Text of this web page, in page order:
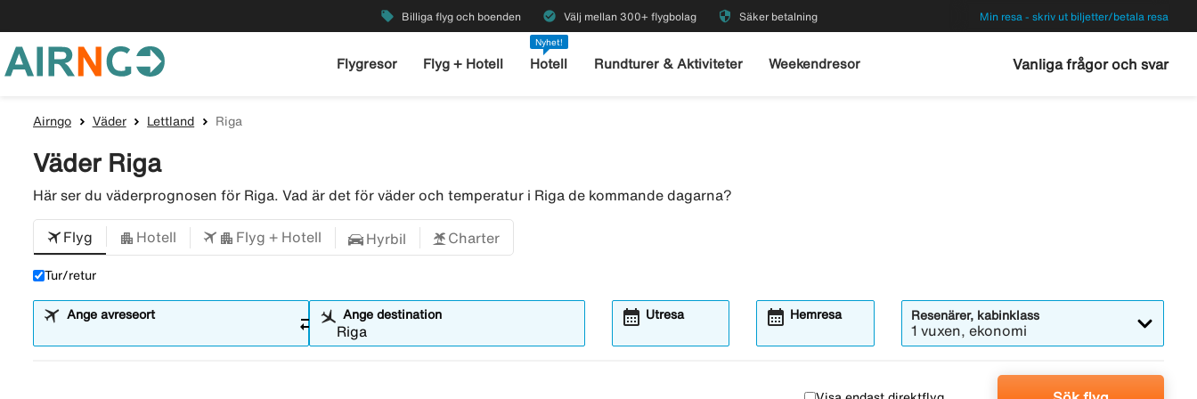
local_offer Billiga flyg och boenden check_circle Välj mellan 300+ flygbolag security Säker betalning Min resa - skriv ut biljetter/betala resa
Flygresor Flyg + Hotell
Nyhet!
Hotell Rundturer & Aktiviteter Weekendresor Vanliga frågor och svar
Airngo Väder Lettland Riga
Väder Riga
Här ser du väderprognosen för Riga. Vad är det för väder och temperatur i Riga de kommande dagarna?
Flyg Hotell Flyg + Hotell Hyrbil Charter
Tur/retur
Ange avreseort sync_alt Ange destination Utresa
calendar_month Hemresa
calendar_month Resenärer, kabinklass
1 vuxen, ekonomi